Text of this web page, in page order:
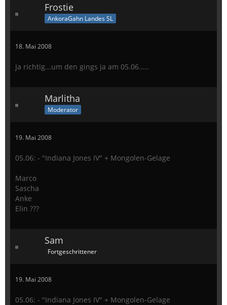
Frostie
AnkoraGahn Landes SL
18. Mai 2008
Ja richtig...um den gings ja am 05.06.....
Marlitha
Moderator
19. Mai 2008
05.06: - "Indiana Jones IV" + Mongolen-Gelage
Marco
Sascha
Anke
Elin ???
Sam
Fortgeschrittener
19. Mai 2008
05.06: - "Indiana Jones IV" + Mongolen-Gelage